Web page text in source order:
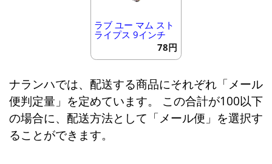
ラブ ユー マム スト
ライプス 9インチ
78円
ナランハでは、配送する商品にそれぞれ「メール
便判定量」を定めています。 この合計が100以下
の場合に、配送方法として「メール便」を選択す
ることができます。